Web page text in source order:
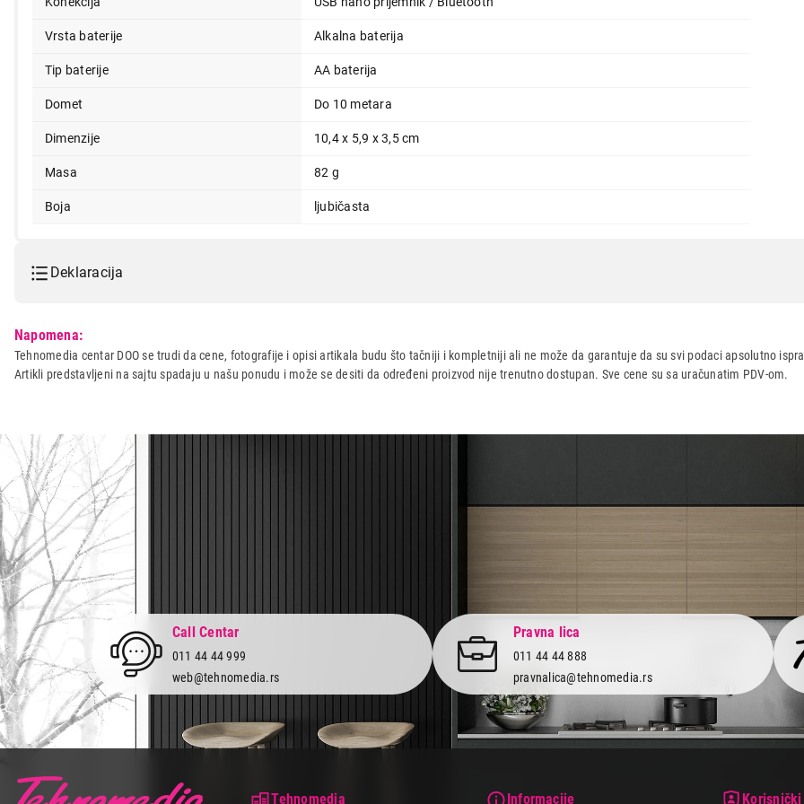
Vrsta baterije Alkalna baterija
Tip baterije AA baterija
Domet Do 10 metara
Dimenzije 10,4 x 5,9 x 3,5 cm
Masa 82 g
Boja ljubičasta
Deklaracija
Naziv i vrsta robe:
MIS
Uvoznik:
ASBIS DOO
Napomena:
Tehnomedia centar DOO se trudi da cene, fotografije i opisi artikala budu što tačniji i kompletniji ali ne može da garantuje da su svi podaci apsolutno
Artikli predstavljeni na sajtu spadaju u našu ponudu i može se desiti da određeni proizvod nije trenutno dostupan. Sve cene su sa uračunatim PDV-om.
Call Centar
011 44 44 999
web@tehnomedia.rs
Pravna lica
011 44 44 888
pravnalica@tehnomedia.rs
Tehnomedia Informacije